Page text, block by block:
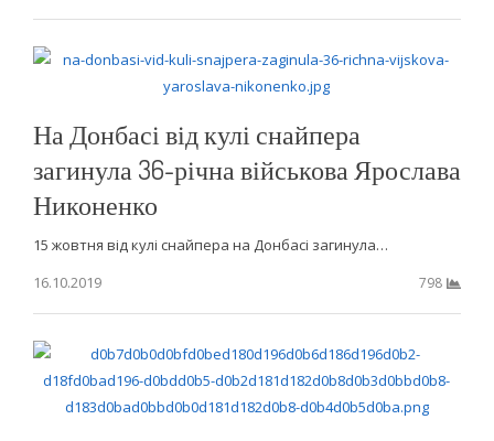
На Донбасі від кулі снайпера
загинула 36-річна військова Ярослава
Никоненко
15 жовтня від кулі снайпера на Донбасі загинула…
16.10.2019
798